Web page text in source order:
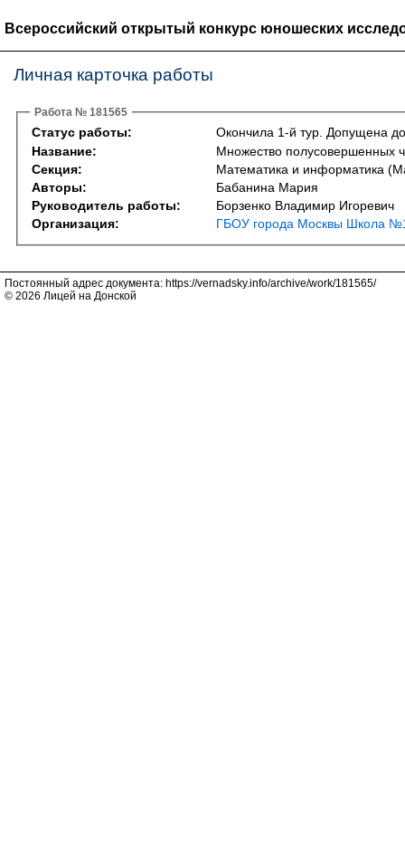
Всероссийский открытый конкурс юношеских
Личная карточка работы
Работа № 181565
Статус работы:
Окончила 1-й тур. Допущена
Название:
Множество полусовершенных
Секция:
Математика и информатика
Авторы:
Бабанина Мария
Руководитель работы:
Борзенко Владимир Игоревич
Организация:
ГБОУ города Москвы Школа
Постоянный адрес документа: https://vernadsky.info/archive/work/181565/
© 2026 Лицей на Донской